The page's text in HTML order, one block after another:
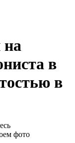
на
в
в
фото